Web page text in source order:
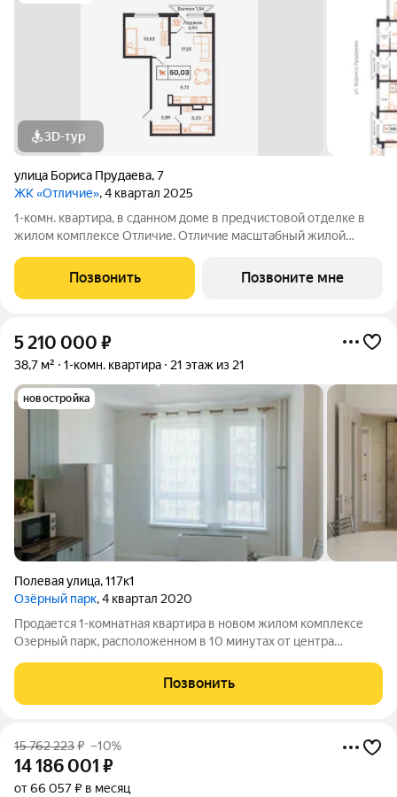
3D-тур
улица Бориса Прудаева,7
ЖК «Отличие», 4 квартал 2025
1-комн. квартира, в сданном доме в предчистовой отделке в
жилом комплексе Отличие. Отличие масштабный жилой
который соединяет в себе спокойствие природы и активность
городской жизни Архитектура
Позвонить Позвоните мне
5 210 000 ₽
38,7 м² 1-комн. квартира 21 этаж из 21
новостройка
Полевая улица,117к1
Озёрный парк, 4 квартал 2020
Продается 1-комнатная квартира в новом жилом комплексе
Озерный парк, расположенном в 10 минутах от центра
мбелью. В стоимость квартиры входит: осветительные
приборы, кухонный гарнитур, варочная
Позвонить
15 762 223₽ –10%
14 186 001 ₽
от 66 057 ₽ в месяц